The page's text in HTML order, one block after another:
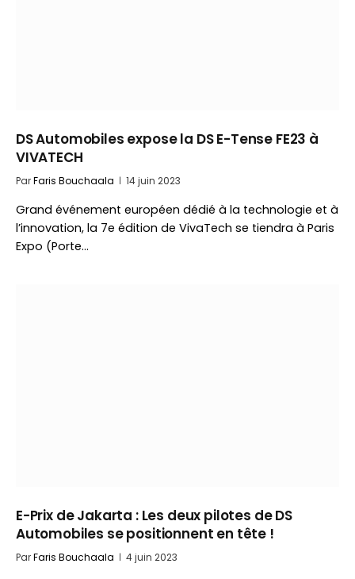
DS Automobiles expose la DS E-Tense FE23 à
VIVATECH
ParFaris Bouchaala 14 juin 2023
Grand événement européen dédié à la technologie et à
l’innovation, la 7e édition de VivaTech se tiendra à Paris
Expo (Porte…
E-Prix de Jakarta : Les deux pilotes de DS
Automobiles se positionnent en tête !
ParFaris Bouchaala 4 juin 2023